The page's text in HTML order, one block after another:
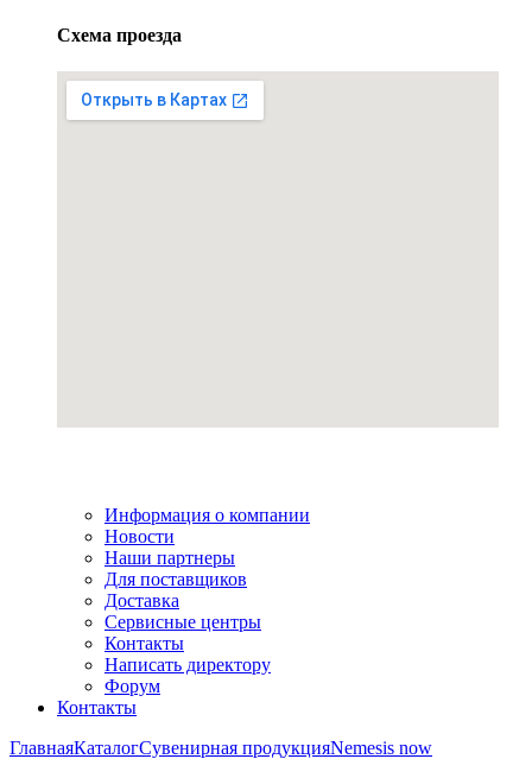
Схема проезда
Информация о компании
Новости
Наши партнеры
Для поставщиков
Доставка
Сервисные центры
Контакты
Написать директору
Форум
Контакты
ГлавнаяКаталогСувенирная продукцияNemesis now